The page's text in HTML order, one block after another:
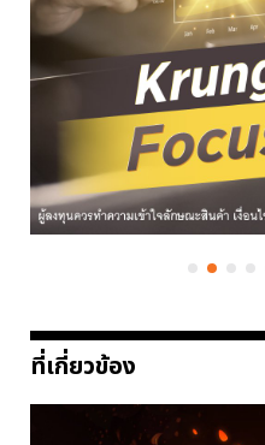
ที่เกี่ยวข้อง